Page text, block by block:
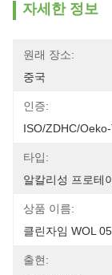
자세한 정보
원래 장소:
중국
인증:
ISO/ZDHC/
타입:
알칼리성 프로테
상품 이름:
클린자임 WOL 05
출현: